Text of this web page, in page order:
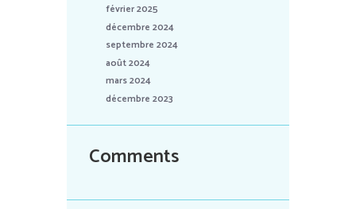
février 2025
décembre 2024
septembre 2024
août 2024
mars 2024
décembre 2023
Comments